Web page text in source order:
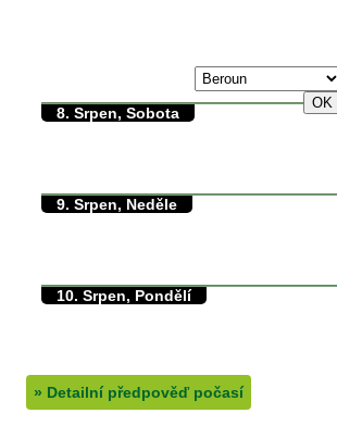
8. Srpen, Sobota
9. Srpen, Neděle
10. Srpen, Pondělí
» Detailní předpověď počasí